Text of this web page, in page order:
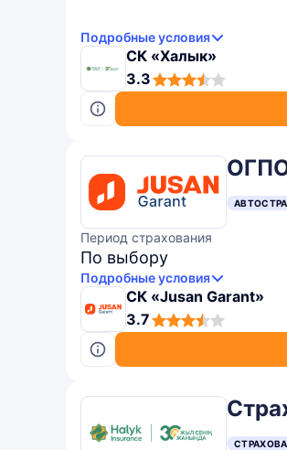
Подробные условия
СК «Халык»
3.3
rating
Период страхования
По выбору
Подробные условия
СК «Jusan Garant»
3.7
3,7
rating